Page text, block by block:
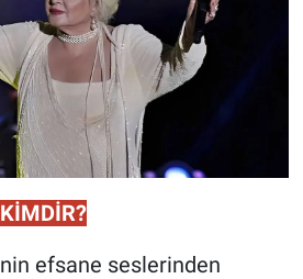
efsane seslerinden